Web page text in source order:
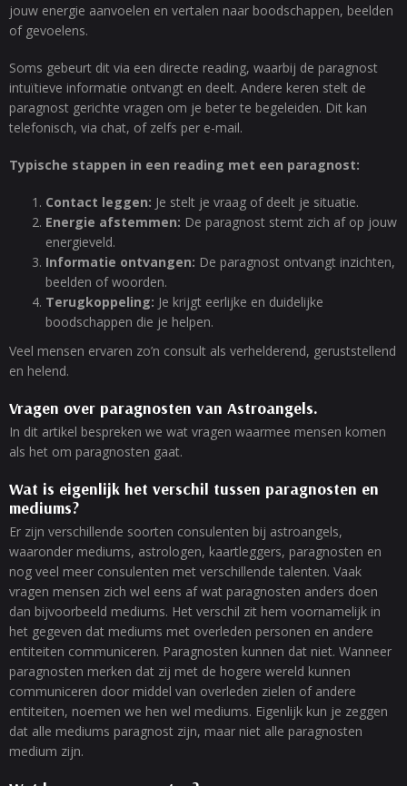
jouw energie aanvoelen en vertalen naar boodschappen, beelden
of gevoelens.
Soms gebeurt dit via een directe reading, waarbij de paragnost
intuïtieve informatie ontvangt en deelt. Andere keren stelt de
paragnost gerichte vragen om je beter te begeleiden. Dit kan
telefonisch, via chat, of zelfs per e-mail.
Typische stappen in een reading met een paragnost:
Contact leggen: Je stelt je vraag of deelt je situatie.
Energie afstemmen: De paragnost stemt zich af op jouw
energieveld.
Informatie ontvangen: De paragnost ontvangt inzichten,
beelden of woorden.
Terugkoppeling: Je krijgt eerlijke en duidelijke
boodschappen die je helpen.
Veel mensen ervaren zo’n consult als verhelderend, geruststellend
en helend.
Vragen over paragnosten van Astroangels.
In dit artikel bespreken we wat vragen waarmee mensen komen
als het om paragnosten gaat.
Wat is eigenlijk het verschil tussen paragnosten en
mediums?
Er zijn verschillende soorten consulenten bij astroangels,
waaronder mediums, astrologen, kaartleggers, paragnosten en
nog veel meer consulenten met verschillende talenten. Vaak
vragen mensen zich wel eens af wat paragnosten anders doen
dan bijvoorbeeld mediums. Het verschil zit hem voornamelijk in
het gegeven dat mediums met overleden personen en andere
entiteiten communiceren. Paragnosten kunnen dat niet. Wanneer
paragnosten merken dat zij met de hogere wereld kunnen
communiceren door middel van overleden zielen of andere
entiteiten, noemen we hen wel mediums. Eigenlijk kun je zeggen
dat alle mediums paragnost zijn, maar niet alle paragnosten
medium zijn.